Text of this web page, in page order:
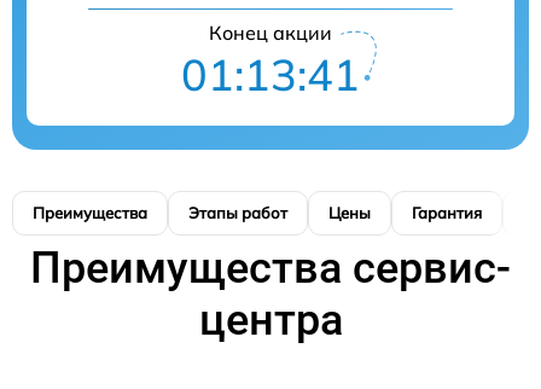
Конец акции
01:13:40
Преимущества Этапы работ Цены Гарантия
Преимущества сервис-
центра